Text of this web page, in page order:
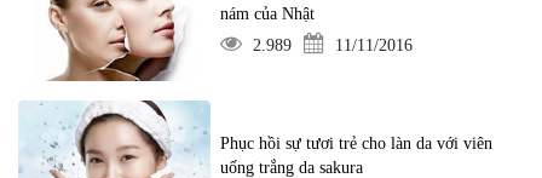
nám của Nhật
2.989
11/11/2016
Phục hồi sự tươi trẻ cho làn da với viên
uống trắng da sakura